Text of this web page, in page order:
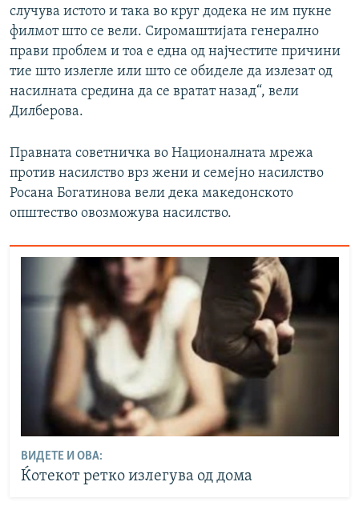
случува истото и така во круг додека не им пукне
филмот што се вели. Сиромаштијата генерално
прави проблем и тоа е една од најчестите причини
тие што излегле или што се обиделе да излезат од
насилната средина да се вратат назад“, вели
Дилберова.
Правната советничка во Националната мрежа
против насилство врз жени и семејно насилство
Росана Богатинова вели дека македонското
општество овозможува насилство.
ВИДЕТЕ И ОВА:
Ќотекот ретко излегува од дома